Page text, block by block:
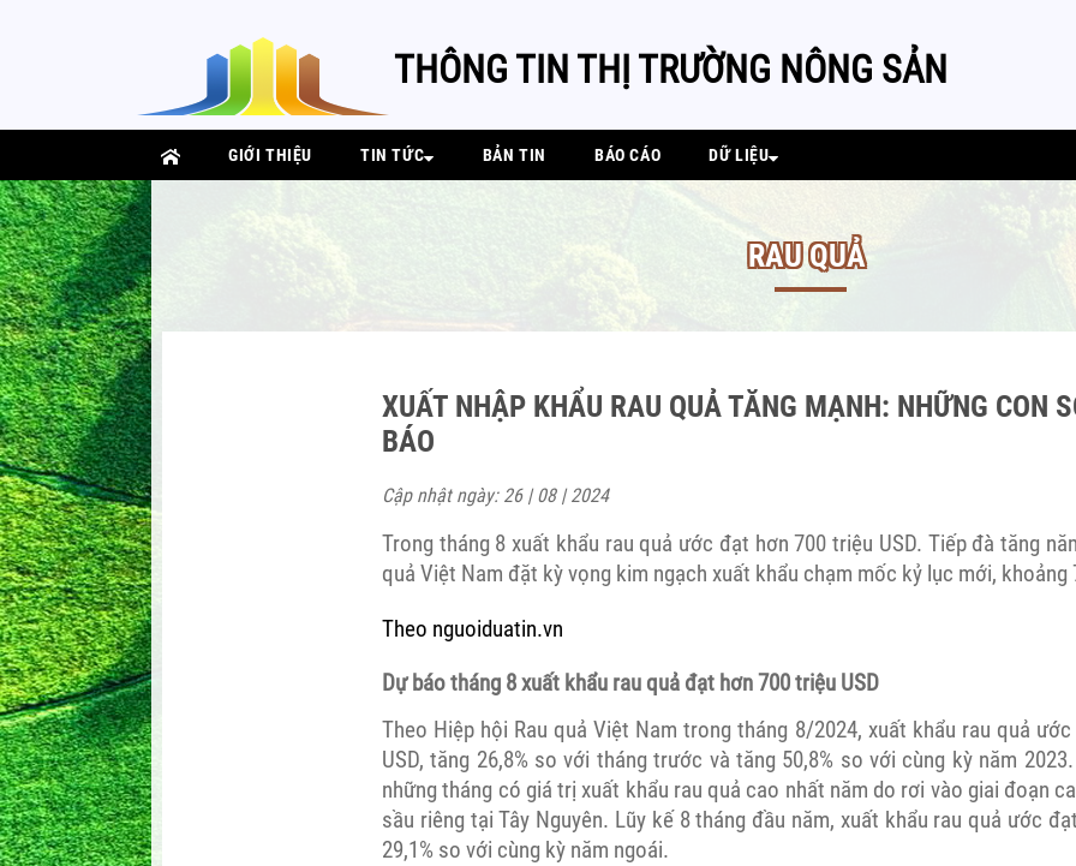
THÔNG TIN THỊ TRƯỜNG NÔNG SẢN
GIỚI THIỆU TIN TỨC BẢN TIN BÁO CÁO DỮ LIỆU
RAU QUẢ
XUẤT NHẬP KHẨU RAU QUẢ TĂNG MẠNH: NHỮNG CON
BÁO
Cập nhật ngày: 26 | 08 | 2024
Trong tháng 8 xuất khẩu rau quả ước đạt hơn 700 triệu USD. Tiếp đà tăng
quả Việt Nam đặt kỳ vọng kim ngạch xuất khẩu chạm mốc kỷ lục mới, khoảng
Theo nguoiduatin.vn
Dự báo tháng 8 xuất khẩu rau quả đạt hơn 700 triệu USD
Theo Hiệp hội Rau quả Việt Nam trong tháng 8/2024, xuất khẩu rau quả
USD, tăng 26,8% so với tháng trước và tăng 50,8% so với cùng kỳ năm
những tháng có giá trị xuất khẩu rau quả cao nhất năm do rơi vào giai đoạn
sầu riêng tại Tây Nguyên. Lũy kế 8 tháng đầu năm, xuất khẩu rau quả ước
29,1% so với cùng kỳ năm ngoái.